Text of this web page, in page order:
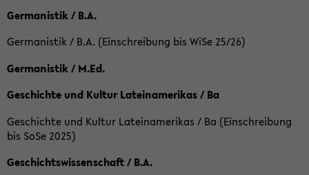
Germanistik / B.A.
Germanistik / B.A. (Einschreibung bis WiSe 25/26)
Germanistik / M.Ed.
Geschichte und Kultur Lateinamerikas / Ba
Geschichte und Kultur Lateinamerikas / Ba (Einschreibung
bis SoSe 2025)
Geschichtswissenschaft / B.A.